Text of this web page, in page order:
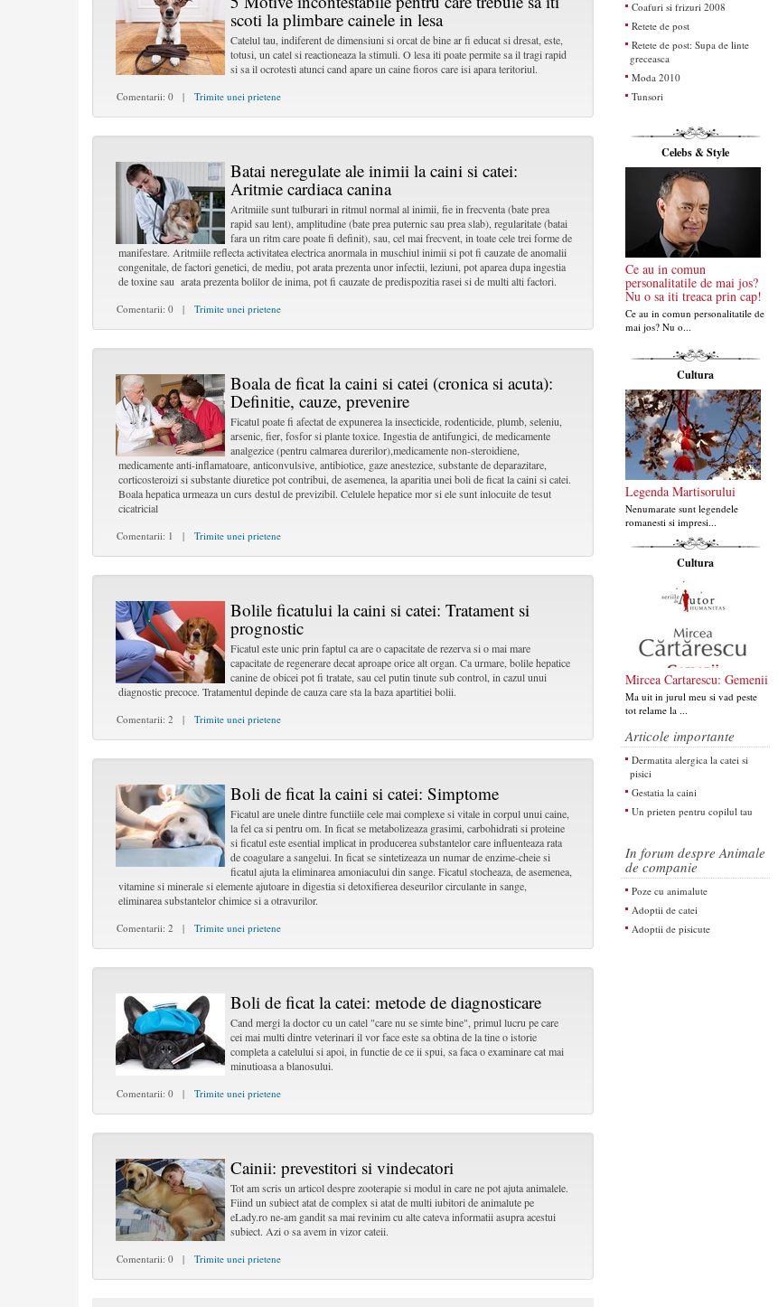
scoti la plimbare cainele in lesa
Catelul tau, indiferent de dimensiuni si orcat de bine ar fi educat si dresat, este,
totusi, un catel si reactioneaza la stimuli. O lesa iti poate permite sa il tragi rapid
si sa il ocrotesti atunci cand apare un caine fioros care isi apara teritoriul.
Comentarii: 0 | Trimite unei prietene
Batai neregulate ale inimii la caini si catei:
Aritmie cardiaca canina
Aritmiile sunt tulburari in ritmul normal al inimii, fie in frecventa (bate prea
rapid sau lent), amplitudine (bate prea puternic sau prea slab), regularitate (batai
fara un ritm care poate fi definit), sau, cel mai frecvent, in toate cele trei forme de
manifestare. Aritmiile reflecta activitatea electrica anormala in muschiul inimii si pot fi cauzate de anomalii
congenitale, de factori genetici, de mediu, pot arata prezenta unor infectii, leziuni, pot aparea dupa ingestia
de toxine sau arata prezenta bolilor de inima, pot fi cauzate de predispozitia rasei si de multi alti factori.
Comentarii: 0 | Trimite unei prietene
Boala de ficat la caini si catei (cronica si acuta):
Definitie, cauze, prevenire
Ficatul poate fi afectat de expunerea la insecticide, rodenticide, plumb, seleniu,
arsenic, fier, fosfor si plante toxice. Ingestia de antifungici, de medicamente
analgezice (pentru calmarea durerilor),medicamente non-steroidiene,
medicamente anti-inflamatoare, anticonvulsive, antibiotice, gaze anestezice, substante de deparazitare,
corticosteroizi si substante diuretice pot contribui, de asemenea, la aparitia unei boli de ficat la caini si catei.
Boala hepatica urmeaza un curs destul de previzibil. Celulele hepatice mor si ele sunt inlocuite de tesut
cicatricial
Comentarii: 1 | Trimite unei prietene
Bolile ficatului la caini si catei: Tratament si
prognostic
Ficatul este unic prin faptul ca are o capacitate de rezerva si o mai mare
capacitate de regenerare decat aproape orice alt organ. Ca urmare, bolile hepatice
canine de obicei pot fi tratate, sau cel putin tinute sub control, in cazul unui
diagnostic precoce. Tratamentul depinde de cauza care sta la baza apartitiei bolii.
Comentarii: 2 | Trimite unei prietene
Boli de ficat la caini si catei: Simptome
Ficatul are unele dintre functiile cele mai complexe si vitale in corpul unui caine,
la fel ca si pentru om. In ficat se metabolizeaza grasimi, carbohidrati si proteine
si ficatul este esential implicat in producerea substantelor care influenteaza rata
de coagulare a sangelui. In ficat se sintetizeaza un numar de enzime-cheie si
ficatul ajuta la eliminarea amoniacului din sange. Ficatul stocheaza, de asemenea,
vitamine si minerale si elemente ajutoare in digestia si detoxifierea deseurilor circulante in sange,
eliminarea substantelor chimice si a otravurilor.
Comentarii: 2 | Trimite unei prietene
Boli de ficat la catei: metode de diagnosticare
Cand mergi la doctor cu un catel "care nu se simte bine", primul lucru pe care
cei mai multi dintre veterinari il vor face este sa obtina de la tine o istorie
completa a catelului si apoi, in functie de ce ii spui, sa faca o examinare cat mai
minutioasa a blanosului.
Comentarii: 0 | Trimite unei prietene
Cainii: prevestitori si vindecatori
Tot am scris un articol despre zooterapie si modul in care ne pot ajuta animalele.
Fiind un subiect atat de complex si atat de multi iubitori de animalute pe
eLady.ro ne-am gandit sa mai revinim cu alte cateva informatii asupra acestui
subiect. Azi o sa avem in vizor cateii.
Comentarii: 0 | Trimite unei prietene
Coafuri si frizuri 2008
Retete de post
Retete de post: Supa de linte
greceasca
Moda 2010
Tunsori
Celebs & Style
Ce au in comun
personalitatile de mai jos?
Nu o sa iti treaca prin cap!
Ce au in comun personalitatile de
mai jos? Nu o...
Cultura
Legenda Martisorului
Nenumarate sunt legendele
romanesti si impresi...
Cultura
Mircea Cartarescu: Gemenii
Ma uit in jurul meu si vad peste
tot relame la ...
Articole importante
Dermatita alergica la catei si
pisici
Gestatia la caini
Un prieten pentru copilul tau
In forum despre Animale
de companie
Poze cu animalute
Adoptii de catei
Adoptii de pisicute